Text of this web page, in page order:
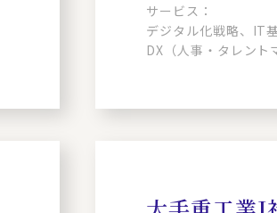
サービス：
デジタル化戦略、IT
DX（人事・タレント